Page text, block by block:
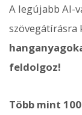
A legújabb AI-
szövegátírásra
feldolgoz!
Több mint